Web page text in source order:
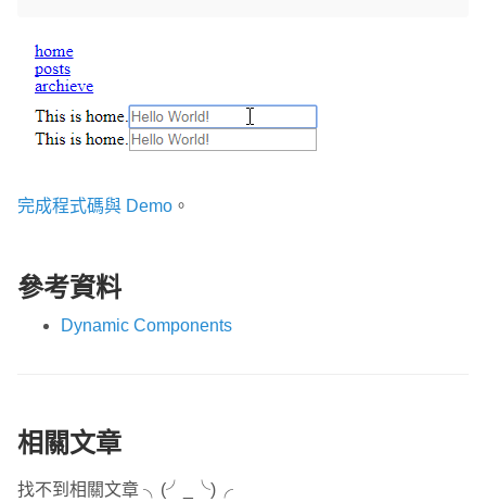
完成程式碼與 Demo 。
參考資料
Dynamic Components
相關文章
找不到相關文章 ╮(╯_╰)╭